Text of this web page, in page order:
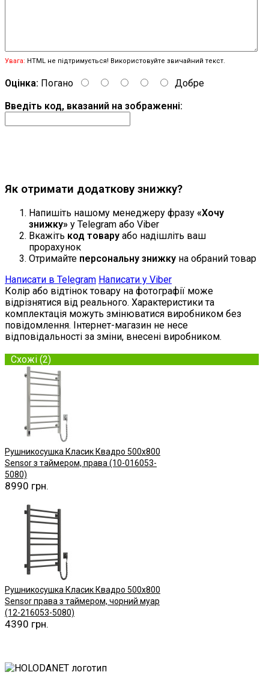
Увага: HTML не підтримується! Використовуйте звичайний текст.
Оцінка: Погано
Добре
Введіть код, вказаний на зображенні:
Як отримати додаткову знижку?
Напишіть нашому менеджеру фразу «Хочу
знижку» у Telegram або Viber
Вкажіть код товару або надішліть ваш
прорахунок
Отримайте персональну знижку на обраний товар
Написати в Telegram Написати у Viber
Колір або відтінок товару на фотографії може
відрізнятися від реального. Характеристики та
комплектація можуть змінюватися виробником без
повідомлення. Інтернет-магазин не несе
відповідальності за зміни, внесені виробником.
Схожі (2)
Рушникосушка Класик Квадро 500х800
Sensor з таймером, права (10-016053-
5080)
8990 грн.
Рушникосушка Класик Квадро 500х800
Sensor права з таймером, чорний муар
(12-216053-5080)
4390 грн.